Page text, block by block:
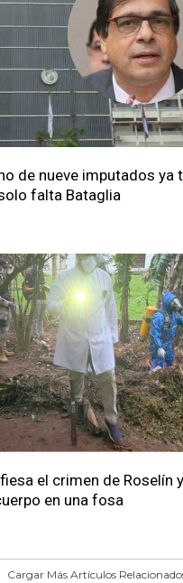
de nueve imputados ya
falta Bataglia
el crimen de Roselín
en una fosa
Cargar Más Artículos